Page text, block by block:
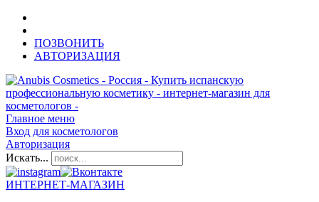
ПОЗВОНИТЬ
АВТОРИЗАЦИЯ
Главное меню
Вход для косметологов
Авторизация
Искать...
ИНТЕРНЕТ-МАГАЗИН